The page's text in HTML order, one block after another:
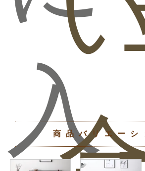
入
商品バリエーシ